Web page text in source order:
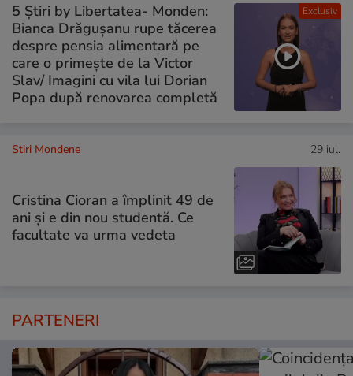
Exclusiv
5 Știri by Libertatea- Monden:
Bianca Drăgușanu rupe tăcerea
despre pensia alimentară pe
care o primește de la Victor
Slav/ Imagini cu vila lui Dorian
Popa după renovarea completă
Stiri Mondene 29 iul.
Cristina Cioran a împlinit 49 de
ani și e din nou studentă. Ce
facultate va urma vedeta
PARTENERI